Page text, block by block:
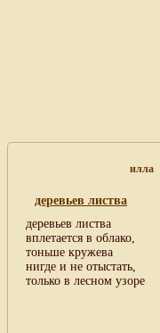
илла
деревьев листва
деревьев листва
вплетается в облако,
тоньше кружева
нигде и не отыстать,
только в лесном узоре